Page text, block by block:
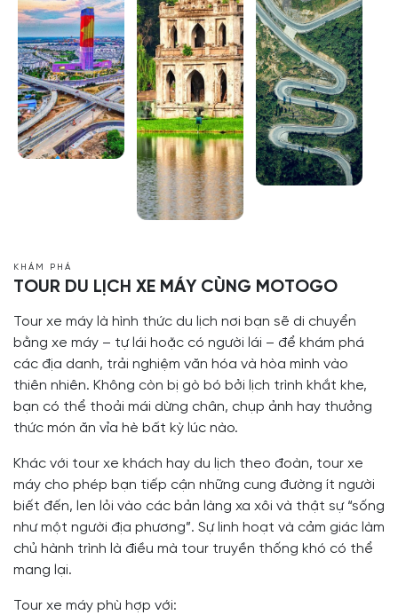
KHÁM PHÁ
TOUR DU LỊCH XE MÁY CÙNG MOTOGO
Tour xe máy là hình thức du lịch nơi bạn sẽ di chuyển
bằng xe máy – tự lái hoặc có người lái – để khám phá
các địa danh, trải nghiệm văn hóa và hòa mình vào
thiên nhiên. Không còn bị gò bó bởi lịch trình khắt khe,
bạn có thể thoải mái dừng chân, chụp ảnh hay thưởng
thức món ăn vỉa hè bất kỳ lúc nào.
Khác với tour xe khách hay du lịch theo đoàn, tour xe
máy cho phép bạn tiếp cận những cung đường ít người
biết đến, len lỏi vào các bản làng xa xôi và thật sự “sống
như một người địa phương”. Sự linh hoạt và cảm giác làm
chủ hành trình là điều mà tour truyền thống khó có thể
mang lại.
Tour xe máy phù hợp với: